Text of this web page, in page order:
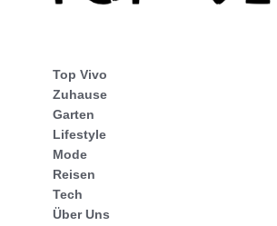
Top Vivo
Zuhause
Garten
Lifestyle
Mode
Reisen
Tech
Über Uns